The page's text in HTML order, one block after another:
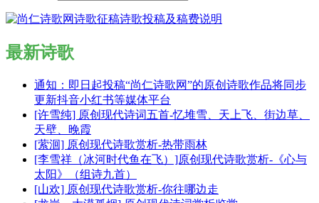
最新诗歌
通知：即日起投稿“尚仁诗歌网”的原创诗歌作品将同步
更新抖音小红书等媒体平台
[许雪纯] 原创现代诗词五首-忆堆雪、天上飞、街边草、
天壁、晚霞
[萦洄] 原创现代诗歌赏析-热带雨林
[李雪祥（冰河时代鱼在飞）]原创现代诗歌赏析-《心与
太阳》（组诗九首）
[山欢] 原创现代诗歌赏析-你往哪边走